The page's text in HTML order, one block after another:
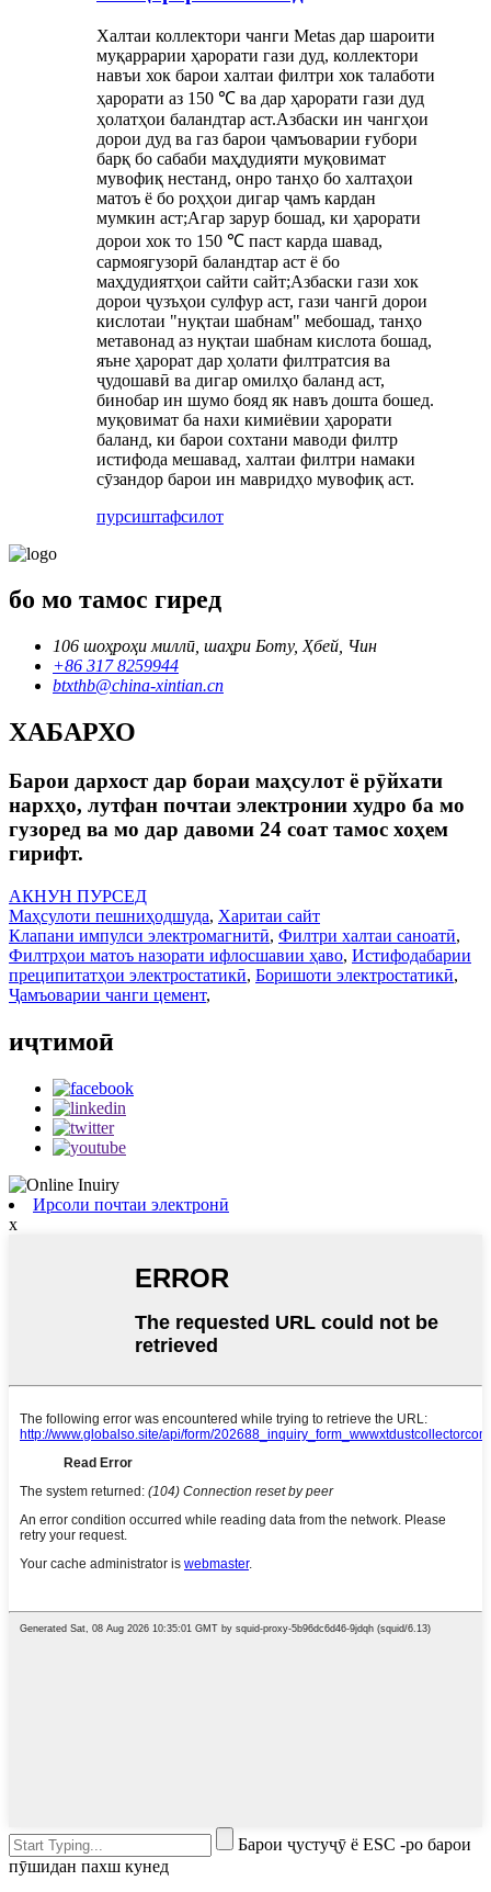
Халтаи коллектори чанги Metas дар шароити
муқаррарии ҳарорати гази дуд, коллектори
навъи хок барои халтаи филтри хок талаботи
ҳарорати аз 150 ℃ ва дар ҳарорати гази дуд
ҳолатҳои баландтар аст.Азбаски ин чангҳои
дорои дуд ва газ барои ҷамъоварии ғубори
барқ ​​​​бо сабаби маҳдудияти муқовимат
мувофиқ нестанд, онро танҳо бо халтаҳои
матоъ ё бо роҳҳои дигар ҷамъ кардан
мумкин аст;Агар зарур бошад, ки ҳарорати
дорои хок то 150 ℃ паст карда шавад,
сармоягузорӣ баландтар аст ё бо
маҳдудиятҳои сайти сайт;Азбаски гази хок
дорои ҷузъҳои сулфур аст, гази чангӣ дорои
кислотаи "нуқтаи шабнам" мебошад, танҳо
метавонад аз нуқтаи шабнам кислота бошад,
яъне ҳарорат дар ҳолати филтратсия ва
ҷудошавӣ ва дигар омилҳо баланд аст,
бинобар ин шумо бояд як навъ дошта бошед.
муқовимат ба нахи кимиёвии ҳарорати
баланд, ки барои сохтани маводи филтр
истифода мешавад, халтаи филтри намаки
сӯзандор барои ин мавридҳо мувофиқ аст.
пурсиштафсилот
бо мо тамос гиред
106 шоҳроҳи миллӣ, шаҳри Боту, Ҳбей, Чин
+86 317 8259944
btxthb@china-xintian.cn
ХАБАРХО
Барои дархост дар бораи маҳсулот ё рӯйхати
нархҳо, лутфан почтаи электронии худро ба мо
гузоред ва мо дар давоми 24 соат тамос хоҳем
гирифт.
АКНУН ПУРСЕД
Маҳсулоти пешниҳодшуда, Харитаи сайт
Клапани импулси электромагнитӣ, Филтри халтаи саноатӣ,
Филтрҳои матоъ назорати ифлосшавии ҳаво, Истифодабарии
преципитатҳои электростатикӣ, Боришоти электростатикӣ,
Ҷамъоварии чанги цемент,
иҷтимоӣ
Ирсоли почтаи электронӣ
x
Барои ҷустуҷӯ ё ESC -ро барои
пӯшидан пахш кунед